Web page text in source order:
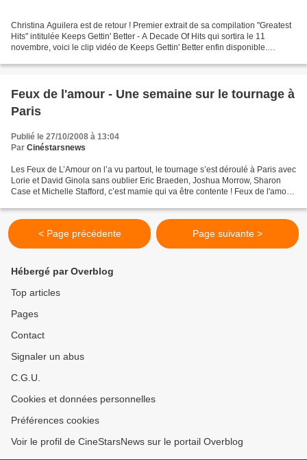
Christina Aguilera est de retour ! Premier extrait de sa compilation "Greatest
Hits" intitulée Keeps Gettin' Better - A Decade Of Hits qui sortira le 11
novembre, voici le clip vidéo de Keeps Gettin' Better enfin disponible.
Feux de l'amour - Une semaine sur le tournage à
Paris
Publié le 27/10/2008 à 13:04
Par Cinéstarsnews
Les Feux de L’Amour on l’a vu partout, le tournage s’est déroulé à Paris avec
Lorie et David Ginola sans oublier Eric Braeden, Joshua Morrow, Sharon
Case et Michelle Stafford, c’est mamie qui va être contente ! Feux de l'amour
< Page précédente Page suivante >
Hébergé par Overblog
Top articles
Pages
Contact
Signaler un abus
C.G.U.
Cookies et données personnelles
Préférences cookies
Voir le profil de CineStarsNews sur le portail Overblog